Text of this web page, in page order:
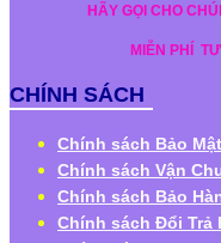
HÃY GỌI CHO
MIỄN PHÍ
CHÍNH SÁCH
Chính sách Bảo Mật
Chính sách Vận
Chính sách Bảo
Chính sách Đổi Trả